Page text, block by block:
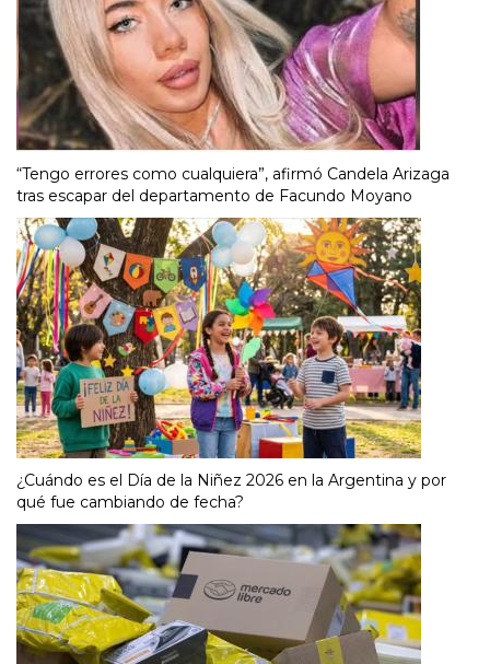
“Tengo errores como cualquiera”, afirmó Candela Arizaga
tras escapar del departamento de Facundo Moyano
¿Cuándo es el Día de la Niñez 2026 en la Argentina y por
qué fue cambiando de fecha?